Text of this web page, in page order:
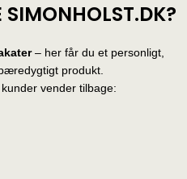
– her får du et personligt,
produkt.
vender tilbage: